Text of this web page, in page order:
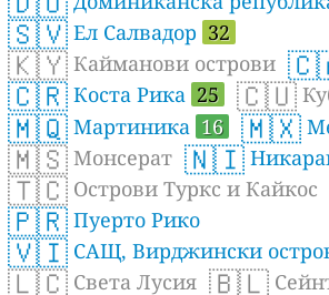
🇸🇻 Ел Салвадор 32
🇰🇾 Кайманови острови
🇨🇷 Коста Рика 25 🇨🇺
🇲🇶 Мартиника 16 🇲🇽
🇲🇸 Монсерат 🇳🇮
🇹🇨 Острови Туркс и Кайкос
🇵🇷 Пуерто Рико
🇻🇮 САЩ, Вирджински
🇱🇨 Света Лусия 🇧🇱